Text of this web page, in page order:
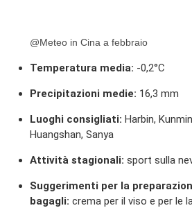
@Meteo in Cina a febbraio
Temperatura media: -0,2°C
Precipitazioni medie: 16,3 mm
Luoghi consigliati: Harbin,
Huangshan, Sanya
Attività stagionali: sport sulla
Suggerimenti per la
bagagli: crema per il viso e per le